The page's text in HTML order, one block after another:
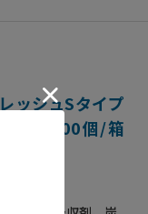
ッシュSタイプ
1000個/箱